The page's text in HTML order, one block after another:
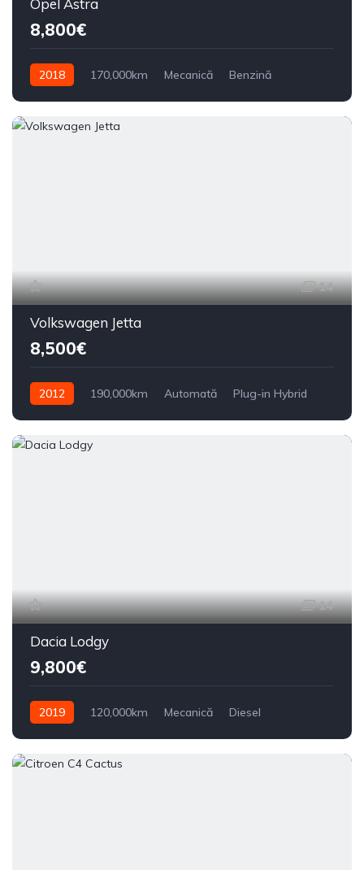
8,800€
2018 170,000km Mecanică
Benzină
14
Volkswagen Jetta
8,500€
2012 190,000km Automată
Plug-in Hybrid
14
Dacia Lodgy
9,800€
2019 120,000km Mecanică
Diesel